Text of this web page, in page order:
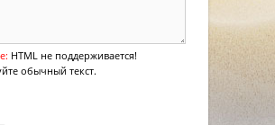
HTML не поддерживается!
обычный текст.